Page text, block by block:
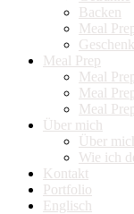
Backen
Meal
Meal Prep
Meal
Meal
Meal
Über mich
Über
Wie ich
Kontakt
Portfolio
Englisch